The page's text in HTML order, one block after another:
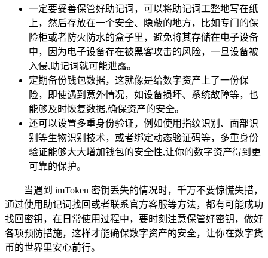
一定要妥善保管好助记词，可以将助记词工整地写在纸
上，然后存放在一个安全、隐蔽的地方，比如专门的保
险柜或者防火防水的盒子里，避免将其存储在电子设备
中，因为电子设备存在被黑客攻击的风险，一旦设备被
入侵,助记词就可能泄露。
定期备份钱包数据，这就像是给数字资产上了一份保
险，即使遇到意外情况，如设备损坏、系统故障等，也
能够及时恢复数据,确保资产的安全。
还可以设置多重身份验证，例如使用指纹识别、面部识
别等生物识别技术，或者绑定动态验证码等，多重身份
验证能够大大增加钱包的安全性,让你的数字资产得到更
可靠的保护。
当遇到 imToken 密钥丢失的情况时，千万不要惊慌失措，
通过使用助记词找回或者联系官方客服等方法，都有可能成功
找回密钥，在日常使用过程中，要时刻注意保管好密钥，做好
各项预防措施，这样才能确保数字资产的安全，让你在数字货
币的世界里安心前行。